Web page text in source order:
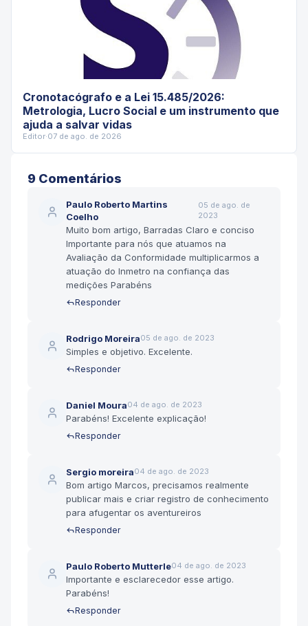
Cronotacógrafo e a Lei 15.485/2026:
Metrologia, Lucro Social e um instrumento que
ajuda a salvar vidas
Editor·07 de ago. de 2026
9 Comentários
Paulo Roberto Martins
Coelho
05 de ago. de
2023
Muito bom artigo, Barradas Claro e conciso
Importante para nós que atuamos na
Avaliação da Conformidade multiplicarmos a
atuação do Inmetro na confiança das
medições Parabéns
Responder
Rodrigo Moreira05 de ago. de 2023
Simples e objetivo. Excelente.
Responder
Daniel Moura04 de ago. de 2023
Parabéns! Excelente explicação!
Responder
Sergio moreira04 de ago. de 2023
Bom artigo Marcos, precisamos realmente
publicar mais e criar registro de conhecimento
para afugentar os aventureiros
Responder
Paulo Roberto Mutterle04 de ago. de 2023
Importante e esclarecedor esse artigo.
Parabéns!
Responder